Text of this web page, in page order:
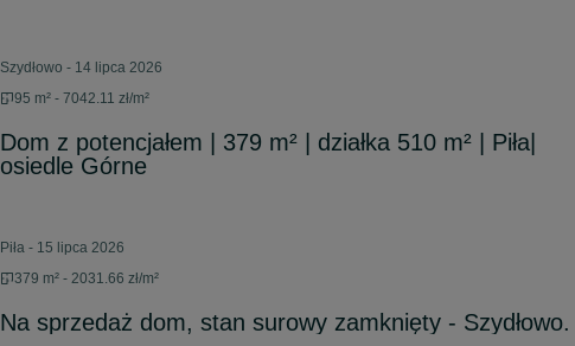
Szydłowo - 14 lipca 2026
95 m² - 7042.11 zł/m²
Dom z potencjałem | 379 m² | działka 510 m² | Piła|
osiedle Górne
Piła - 15 lipca 2026
379 m² - 2031.66 zł/m²
Na sprzedaż dom, stan surowy zamknięty - Szydłowo.